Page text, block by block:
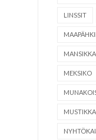
LINSSIT
MANSIKKA
MEKSIKO
MUSTIKKA